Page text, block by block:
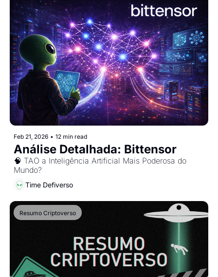
Feb 21, 2026 • 12 min read
Análise Detalhada: Bittensor
🧠 TAO a Inteligência Artificial Mais Poderosa do
Mundo?
Time Defiverso
Resumo Criptoverso